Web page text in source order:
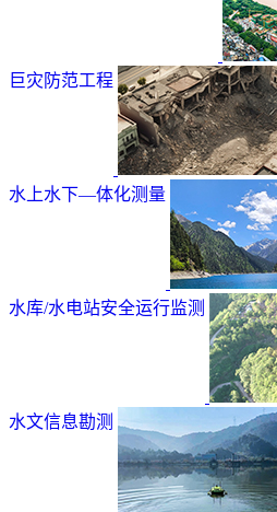
巨灾防范工程
水上水下—体化测量
水库/水电站安全运行监测
水文信息勘测